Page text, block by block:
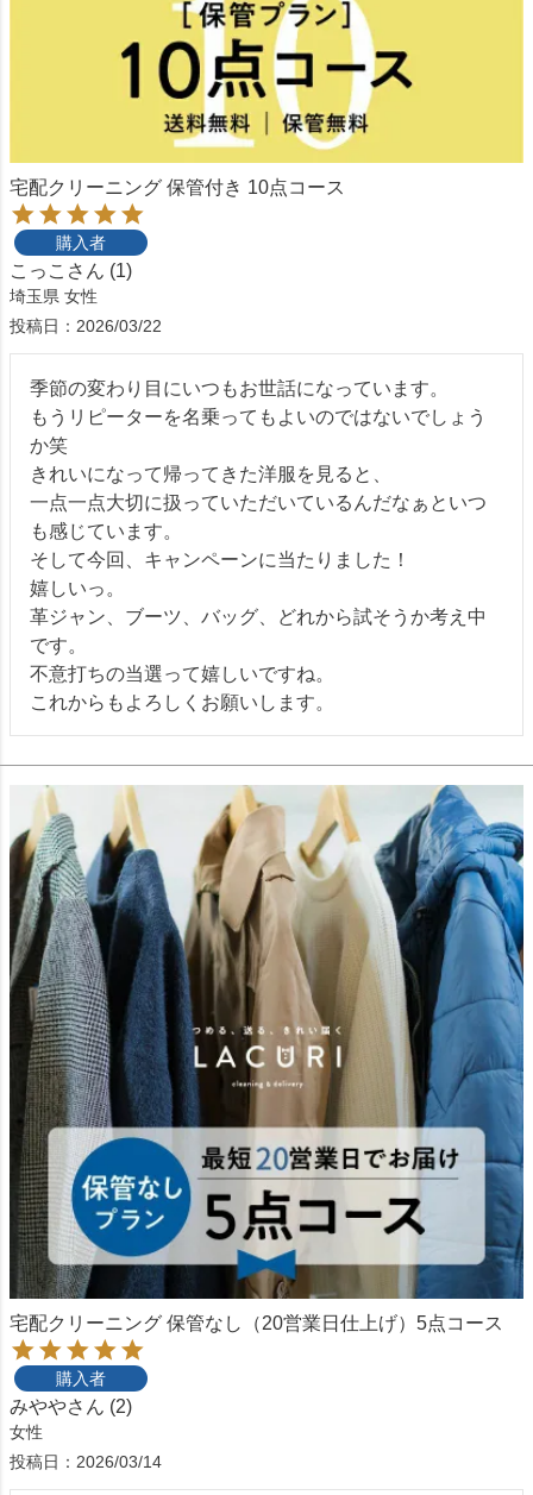
宅配クリーニング 保管付き 10点コース
購入者
こっこ 1
埼玉県 女性
投稿日
2026/03/22
季節の変わり目にいつもお世話になっています。
もうリピーターを名乗ってもよいのではないでしょう
か笑
きれいになって帰ってきた洋服を見ると、
一点一点大切に扱っていただいているんだなぁといつ
も感じています。
そして今回、キャンペーンに当たりました！
嬉しいっ。
革ジャン、ブーツ、バッグ、どれから試そうか考え中
です。
不意打ちの当選って嬉しいですね。
これからもよろしくお願いします。
宅配クリーニング 保管なし（20営業日仕上げ）5点コース
購入者
みやや 2
女性
投稿日
2026/03/14